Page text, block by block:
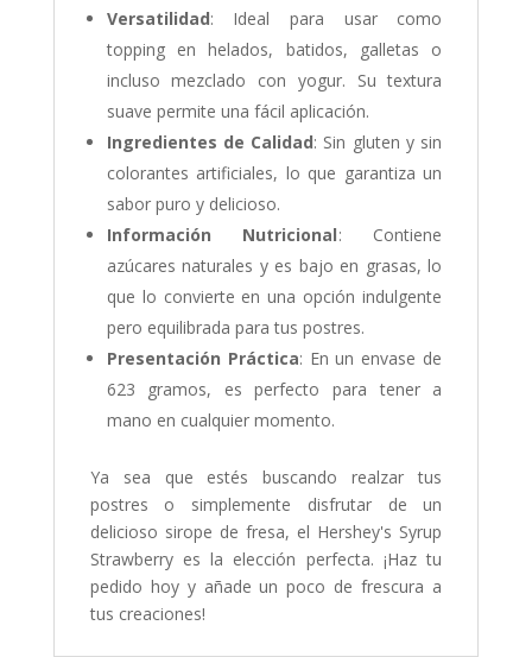
Versatilidad: Ideal para usar como
topping en helados, batidos, galletas o
incluso mezclado con yogur. Su textura
suave permite una fácil aplicación.
Ingredientes de Calidad: Sin gluten y sin
colorantes artificiales, lo que garantiza un
sabor puro y delicioso.
Información Nutricional: Contiene
azúcares naturales y es bajo en grasas, lo
que lo convierte en una opción indulgente
pero equilibrada para tus postres.
Presentación Práctica: En un envase de
623 gramos, es perfecto para tener a
mano en cualquier momento.
Ya sea que estés buscando realzar tus
postres o simplemente disfrutar de un
delicioso sirope de fresa, el Hershey's Syrup
Strawberry es la elección perfecta. ¡Haz tu
pedido hoy y añade un poco de frescura a
tus creaciones!